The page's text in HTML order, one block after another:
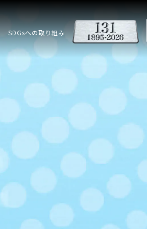
SDGsへの取り組み